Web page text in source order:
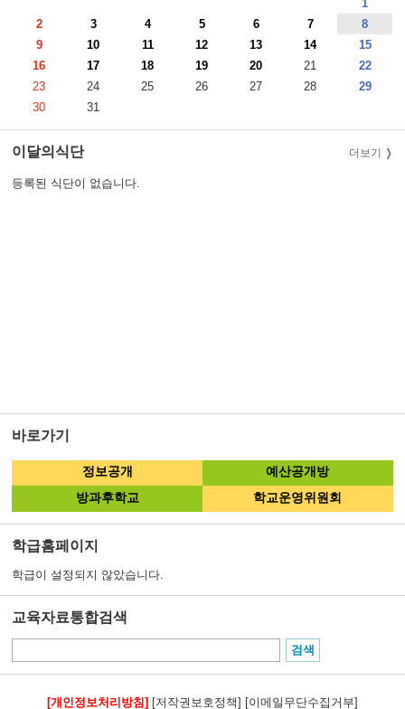
1
2
3 4 5 6 7
8
9
10 11 12 13 14
15
16
17 18 19 20 21
22
23
24 25 26 27 28
29
30
31
이달의식단 더보기
등록된 식단이 없습니다.
바로가기
정보공개
예산공개방
방과후학교
학교운영위원회
학급홈페이지
학급이 설정되지 않았습니다.
교육자료통합검색
[개인정보처리방침] [저작권보호정책] [이메일무단수집거부]